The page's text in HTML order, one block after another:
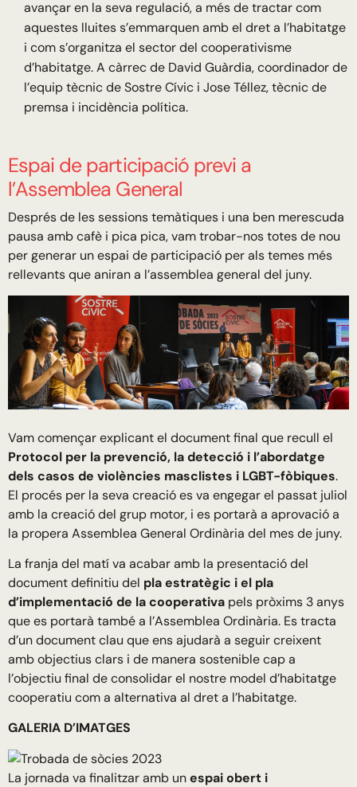
avançar en la seva regulació, a més de tractar com
aquestes lluites s’emmarquen amb el dret a l’habitatge
i com s’organitza el sector del cooperativisme
d’habitatge. A càrrec de David Guàrdia, coordinador de
l’equip tècnic de Sostre Cívic i Jose Téllez, tècnic de
premsa i incidència política.
Espai de participació previ a
l’Assemblea General
Després de les sessions temàtiques i una ben merescuda
pausa amb cafè i pica pica, vam trobar-nos totes de nou
per generar un espai de participació per als temes més
rellevants que aniran a l’assemblea general del juny.
Vam començar explicant el document final que recull el
Protocol per la prevenció, la detecció i l’abordatge
dels casos de violències masclistes i LGBT-fòbiques.
El procés per la seva creació es va engegar el passat juliol
amb la creació del grup motor, i es portarà a aprovació a
la propera Assemblea General Ordinària del mes de juny.
La franja del matí va acabar amb la presentació del
document definitiu del pla estratègic i el pla
d’implementació de la cooperativa pels pròxims 3 anys
que es portarà també a l’Assemblea Ordinària. Es tracta
d’un document clau que ens ajudarà a seguir creixent
amb objectius clars i de manera sostenible cap a
l’objectiu final de consolidar el nostre model d’habitatge
cooperatiu com a alternativa al dret a l’habitatge.
GALERIA D’IMATGES
La jornada va finalitzar amb unespai obert i